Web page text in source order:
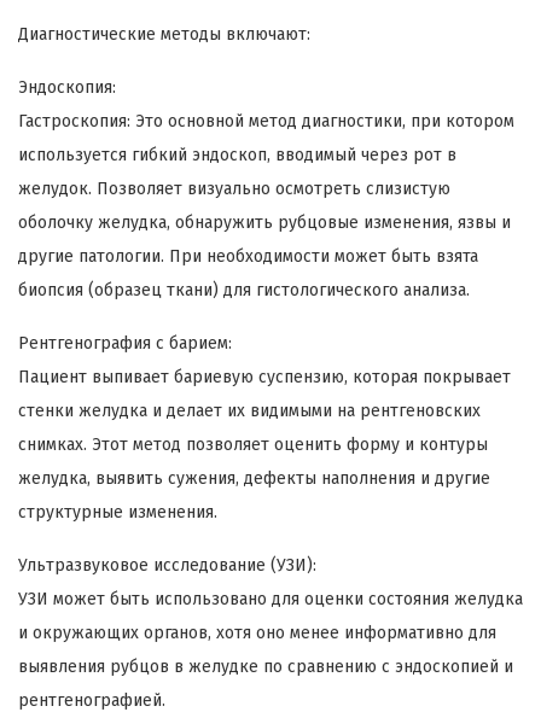
Диагностические методы включают:
Эндоскопия:
Гастроскопия: Это основной метод диагностики, при котором
используется гибкий эндоскоп, вводимый через рот в
желудок. Позволяет визуально осмотреть слизистую
оболочку желудка, обнаружить рубцовые изменения, язвы и
другие патологии. При необходимости может быть взята
биопсия (образец ткани) для гистологического анализа.
Рентгенография с барием:
Пациент выпивает бариевую суспензию, которая покрывает
стенки желудка и делает их видимыми на рентгеновских
снимках. Этот метод позволяет оценить форму и контуры
желудка, выявить сужения, дефекты наполнения и другие
структурные изменения.
Ультразвуковое исследование (УЗИ):
УЗИ может быть использовано для оценки состояния желудка
и окружающих органов, хотя оно менее информативно для
выявления рубцов в желудке по сравнению с эндоскопией и
рентгенографией.